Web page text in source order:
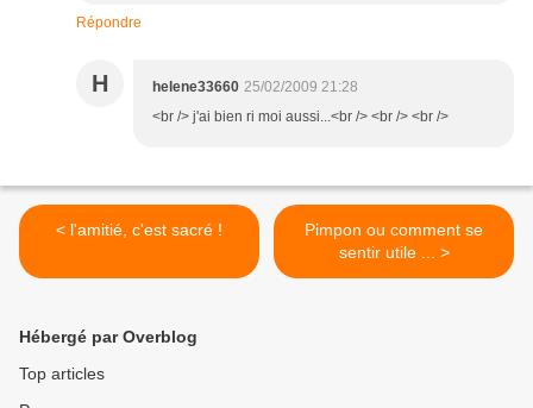
Répondre
H helene33660 25/02/2009 21:28
<br /> j'ai bien ri moi aussi...<br /> <br /> <br />
< l'amitié, c'est sacré !
Pimpon ou comment se
sentir utile ... >
Hébergé par Overblog
Top articles